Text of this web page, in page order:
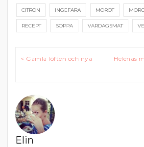
CITRON INGEFÄRA MOROT
RECEPT SOPPA VARDAGSMAT
Inläggsnavigering
< Gamla löften och nya
Helenas
Elin